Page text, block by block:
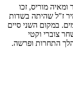
מוריס, זכו
ז"ל שהיתה בשדות
דגמים. במקום השני סיים
צוברי וקטי
התחרות ופרשה.